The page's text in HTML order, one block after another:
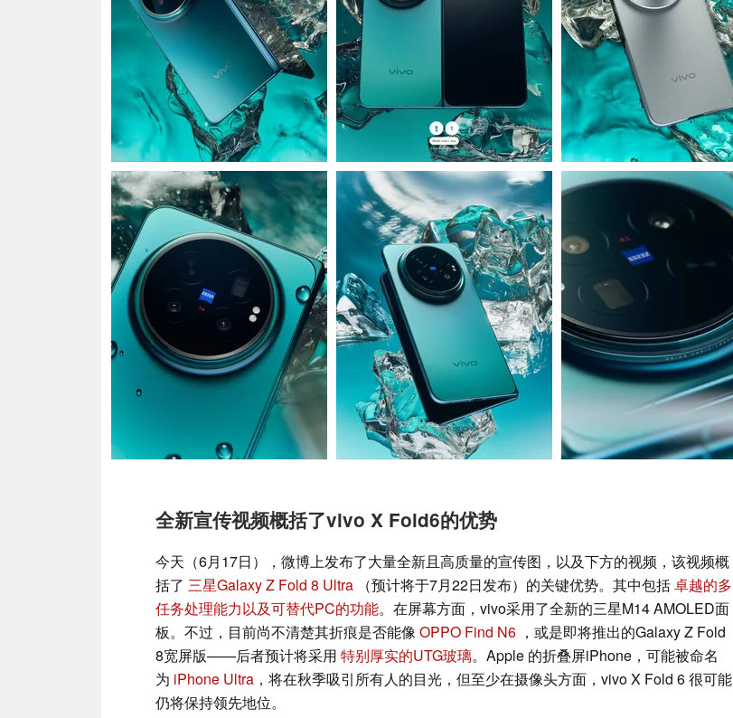
全新宣传视频概括了vivo X Fold6的优势
今天（6月17日），微博上发布了大量全新且高质量的宣传图，以及下方的视频，该视频概
括了 三星Galaxy Z Fold 8 Ultra （预计将于7月22日发布）的关键优势。其中包括卓越的多
任务处理能力以及可替代PC的功能。在屏幕方面，vivo采用了全新的三星M14 AMOLED面
板。不过，目前尚不清楚其折痕是否能像 OPPO Find N6 ，或是即将推出的Galaxy Z Fold
8宽屏版——后者预计将采用 特别厚实的UTG玻璃。Apple 的折叠屏iPhone，可能被命名
为 iPhone Ultra ，将在秋季吸引所有人的目光，但至少在摄像头方面，vivo X Fold 6 很可能
仍将保持领先地位。